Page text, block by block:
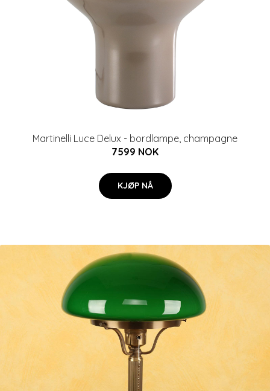
Martinelli Luce Delux - bordlampe, champagne
7599 NOK
KJØP NÅ